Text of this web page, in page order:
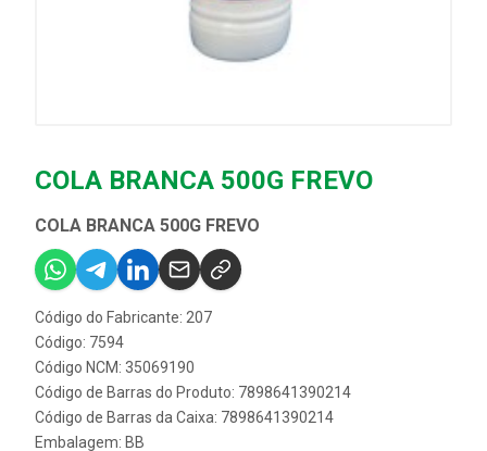
COLA BRANCA 500G FREVO
COLA BRANCA 500G FREVO
Código do Fabricante: 207
Código: 7594
Código NCM: 35069190
Código de Barras do Produto: 7898641390214
Código de Barras da Caixa: 7898641390214
Embalagem: BB